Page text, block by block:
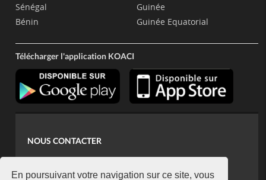
En poursuivant votre navigation sur ce site, vous
Sénégal
Bénin
Guinée
Guinée Equatorial
Télécharger l'application KOACI
NOUS CONTACTER